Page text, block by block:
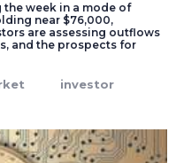
week in a mode of
near $76,000,
are assessing outflows
and the prospects for
investor